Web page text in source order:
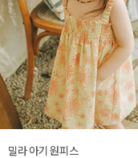
밀라 아기 원피스